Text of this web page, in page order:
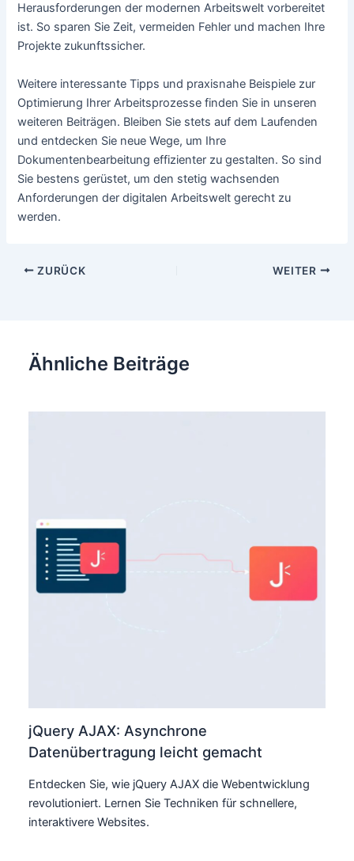
Herausforderungen der modernen Arbeitswelt vorbereitet
ist. So sparen Sie Zeit, vermeiden Fehler und machen Ihre
Projekte zukunftssicher.
Weitere interessante Tipps und praxisnahe Beispiele zur
Optimierung Ihrer Arbeitsprozesse finden Sie in unseren
weiteren Beiträgen. Bleiben Sie stets auf dem Laufenden
und entdecken Sie neue Wege, um Ihre
Dokumentenbearbeitung effizienter zu gestalten. So sind
Sie bestens gerüstet, um den stetig wachsenden
Anforderungen der digitalen Arbeitswelt gerecht zu
werden.
Beitragsnavigation
ZURÜCK WEITER
Ähnliche Beiträge
jQuery AJAX: Asynchrone
Datenübertragung leicht gemacht
Entdecken Sie, wie jQuery AJAX die Webentwicklung
revolutioniert. Lernen Sie Techniken für schnellere,
interaktivere Websites.